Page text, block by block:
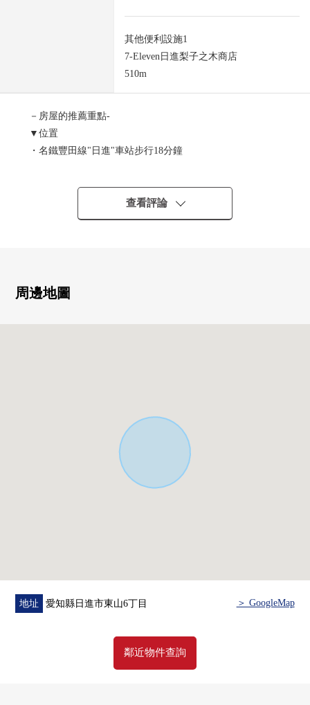
其他便利設施1
7-Eleven日進梨子之木商店
510m
－房屋的推薦重點-
▼位置
・名鐵豐田線"日進"車站步行18分鐘
▼土地的特徴
・土地面積約216.51平方公尺(約65.49坪)
・正面寬度：西側約11.9m，北側約11.4m
查看評論
周邊地圖
地址 愛知縣日進市東山6丁目 ＞ GoogleMap
鄰近物件查詢